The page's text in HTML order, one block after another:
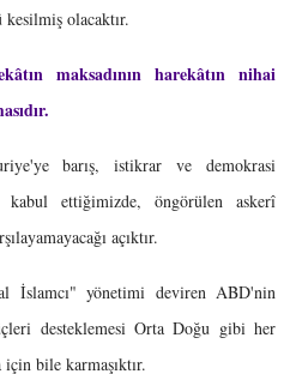
olacaktır.
maksadının harekâtın nihai
barış, istikrar ve demokrasi
ettiğimizde, öngörülen askerî
açıktır.
İslamcı" yönetimi deviren ABD'nin
desteklemesi Orta Doğu gibi her
bile karmaşıktır.